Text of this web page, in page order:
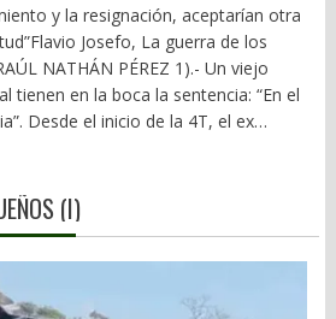
y la resignación, aceptarían otra
Josefo, La guerra de los
NATHÁN PÉREZ 1).- Un viejo
tienen en la boca la sentencia: “En el
Desde el inicio de la 4T, el ex
ha arrastrado un mal fario. El 21 de
Oaxaca y una prolongada rechifla. (El
vino la defensa del pupilo de
el inicio del periplo de Murat en el
obradorista. Se dobló ante el Mesías
(I)